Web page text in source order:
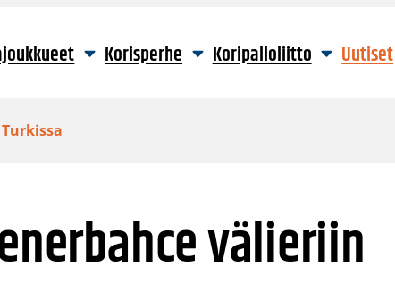
Korisperhe Koripalloliitto Uutiset
välieriin